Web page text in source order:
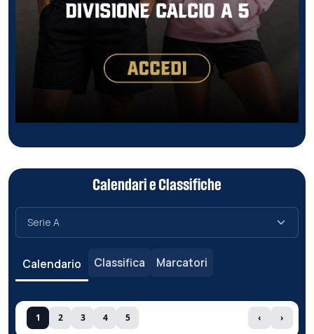
Calendari e Classifiche
Calendario Classifica Marcatori
1 2 3 4 5 ‹ ›